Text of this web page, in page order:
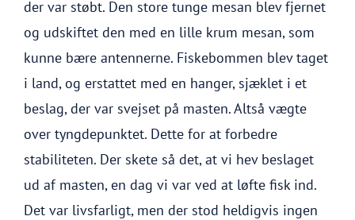
der var støbt. Den store tunge mesan blev fjernet
og udskiftet den med en lille krum mesan, som
kunne bære antennerne. Fiskebommen blev taget
i land, og erstattet med en hanger, sjæklet i et
beslag, der var svejset på masten. Altså vægte
over tyngdepunktet. Dette for at forbedre
stabiliteten. Der skete så det, at vi hev beslaget
ud af masten, en dag vi var ved at løfte fisk ind.
Det var livsfarligt, men der stod heldigvis ingen